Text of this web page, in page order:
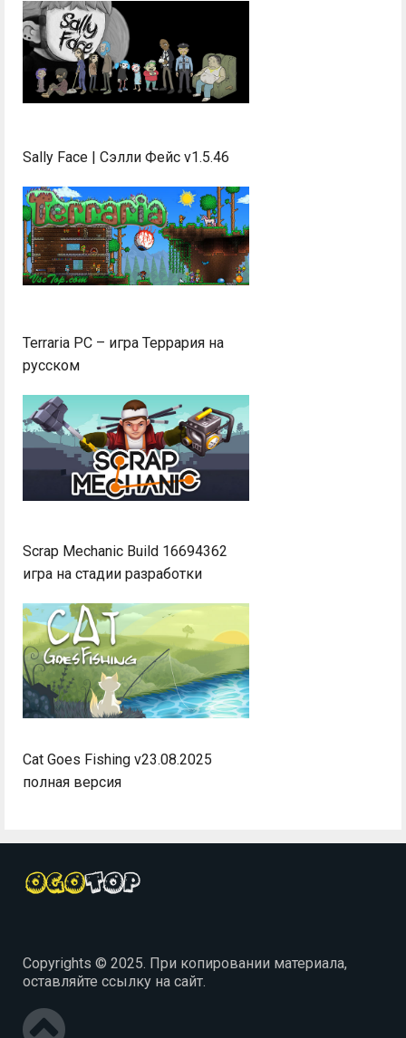
Sally Face | Сэлли Фейс v1.5.46
Terraria PC – игра Террария на
русском
Scrap Mechanic Build 16694362
игра на стадии разработки
Cat Goes Fishing v23.08.2025
полная версия
Copyrights © 2025. При копировании материала,
оставляйте ссылку на сайт.